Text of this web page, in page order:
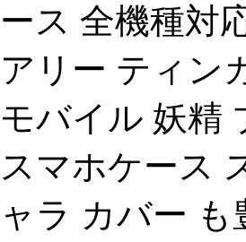
ース 全機種対
アリー ティン
モバイル 妖精
スマホケース
ャラ カバー も